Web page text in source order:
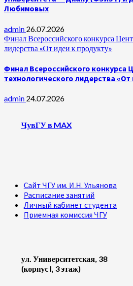
Любимовых
admin 26.07.2026
Финал Всероссийского конкурса
лидерства «От идеи к продукту»
Финал Всероссийского конкурса
технологического лидерства
admin 24.07.2026
ЧувГУ в MAX
Сайт ЧГУ им. И.Н. Ульянова
Расписание занятий
Личный кабинет студента
Приемная комиссия ЧГУ
ул. Университетская, 38
(корпус I, 3 этаж)